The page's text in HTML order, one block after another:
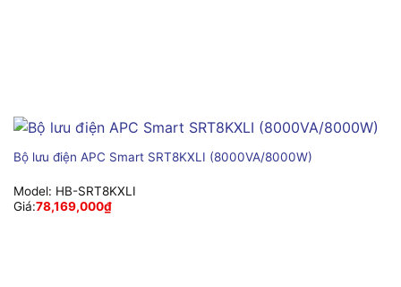
Bộ lưu điện APC Smart SRT8KXLI (8000VA/8000W)
Model: HB-SRT8KXLI
Giá:78,169,000₫